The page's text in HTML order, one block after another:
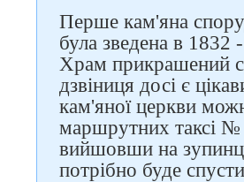
Перше кам'яна
була зведена в 1832
Храм прикрашений
дзвіниця досі є
кам'яної церкви
маршрутних таксі
вийшовши на
потрібно буде